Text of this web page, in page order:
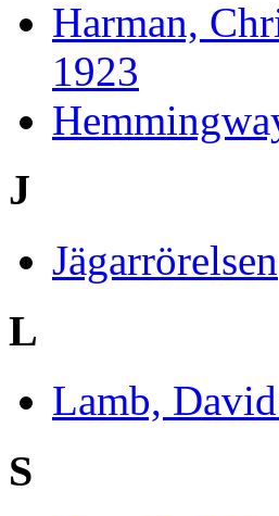
Harman,
1923
J
Jägarrörelsen
L
Lamb,
S